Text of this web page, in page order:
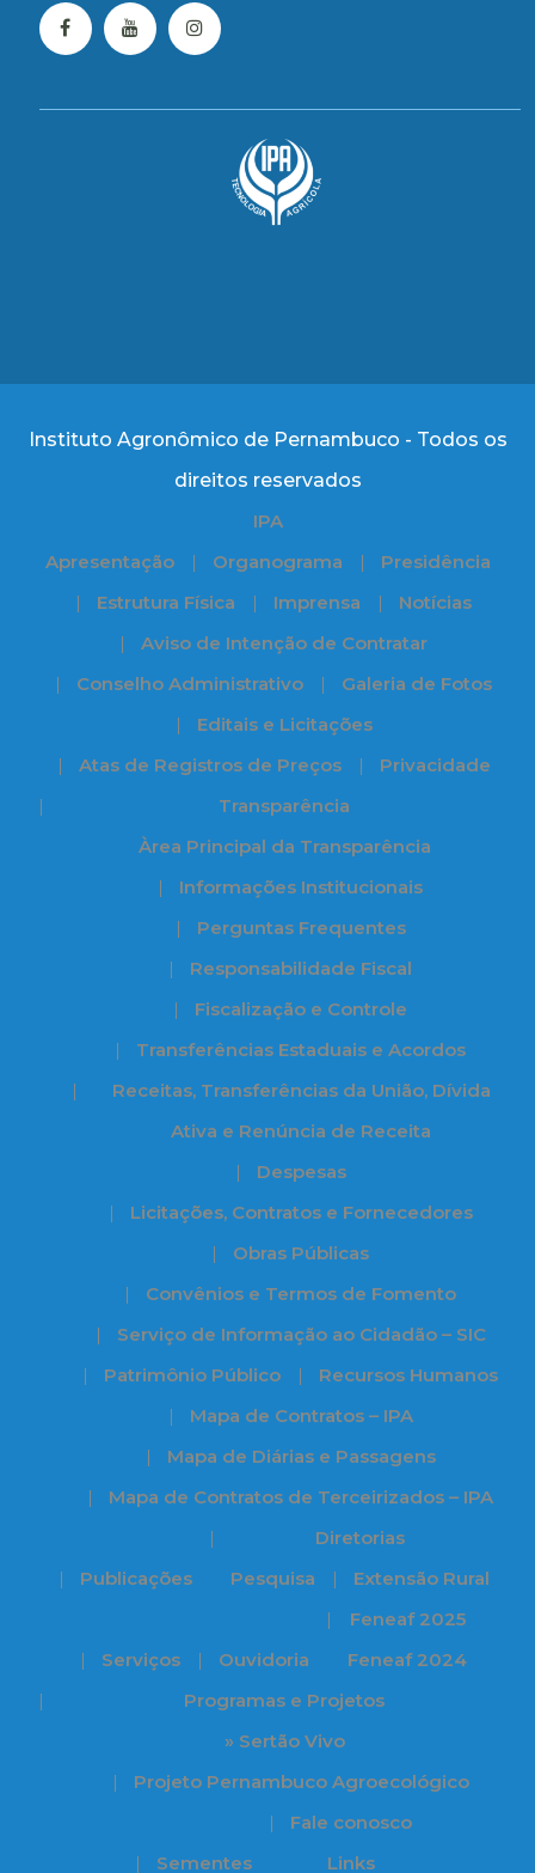
Instituto Agronômico de Pernambuco - Todos os
direitos reservados
IPA
Apresentação
Organograma
Presidência
Estrutura Física
Imprensa
Notícias
Aviso de Intenção de Contratar
Conselho Administrativo
Galeria de Fotos
Editais e Licitações
Atas de Registros de Preços
Privacidade
Transparência
Àrea Principal da Transparência
Informações Institucionais
Perguntas Frequentes
Responsabilidade Fiscal
Fiscalização e Controle
Transferências Estaduais e Acordos
Receitas, Transferências da União, Dívida
Ativa e Renúncia de Receita
Despesas
Licitações, Contratos e Fornecedores
Obras Públicas
Convênios e Termos de Fomento
Serviço de Informação ao Cidadão – SIC
Patrimônio Público
Recursos Humanos
Mapa de Contratos – IPA
Mapa de Diárias e Passagens
Mapa de Contratos de Terceirizados – IPA
Publicações
Diretorias
Pesquisa
Extensão Rural
Serviços Ouvidoria
Feneaf 2025
Feneaf 2024
Programas e Projetos
» Sertão Vivo
Projeto Pernambuco Agroecológico
Sementes
Fale conosco
Links